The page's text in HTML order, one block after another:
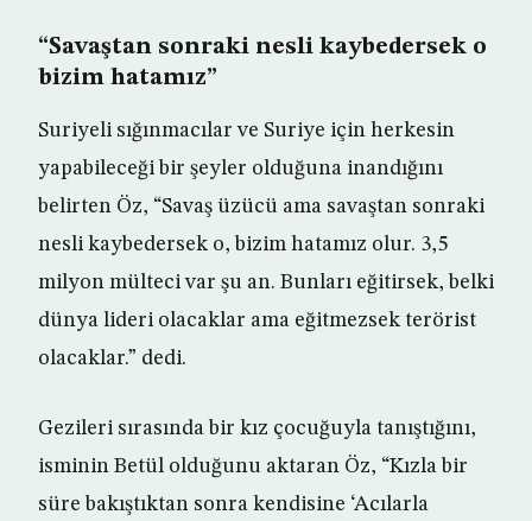
“Savaştan sonraki nesli kaybedersek o
bizim hatamız”
Suriyeli sığınmacılar ve Suriye için herkesin
yapabileceği bir şeyler olduğuna inandığını
belirten Öz, “Savaş üzücü ama savaştan sonraki
nesli kaybedersek o, bizim hatamız olur. 3,5
milyon mülteci var şu an. Bunları eğitirsek, belki
dünya lideri olacaklar ama eğitmezsek terörist
olacaklar.” dedi.
Gezileri sırasında bir kız çocuğuyla tanıştığını,
isminin Betül olduğunu aktaran Öz, “Kızla bir
süre bakıştıktan sonra kendisine ‘Acılarla